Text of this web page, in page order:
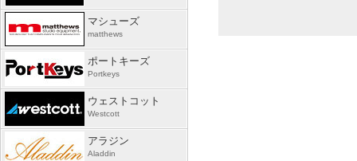
マシューズ
matthews
ポートキーズ
Portkeys
ウェストコット
Westcott
アラジン
Aladdin